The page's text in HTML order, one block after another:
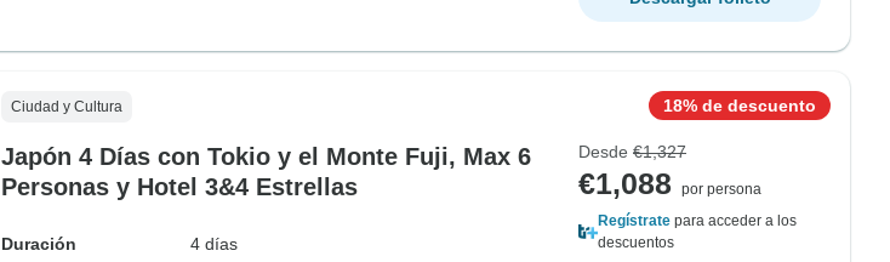
Ciudad y Cultura
Japón 4 Días con Tokio y el Monte Fuji, Max 6
Personas y Hotel 3&4 Estrellas
Duración
4 días
18% de descuento
Desde €1,327
€1,088
por persona
Regístrate para acceder a los
descuentos